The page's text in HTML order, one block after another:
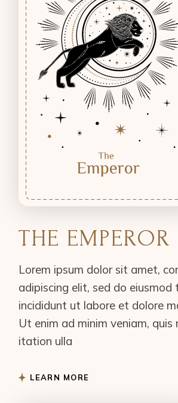
THE EMPEROR
Lorem ipsum dolor sit amet,
adipiscing elit, sed do eiusmod
incididunt ut labore et dolore
Ut enim ad minim veniam, quis
itation ulla
LEARN MORE